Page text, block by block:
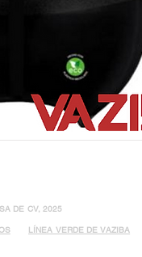
DE CV, 2025
LÍNEA VERDE DE VAZIBA